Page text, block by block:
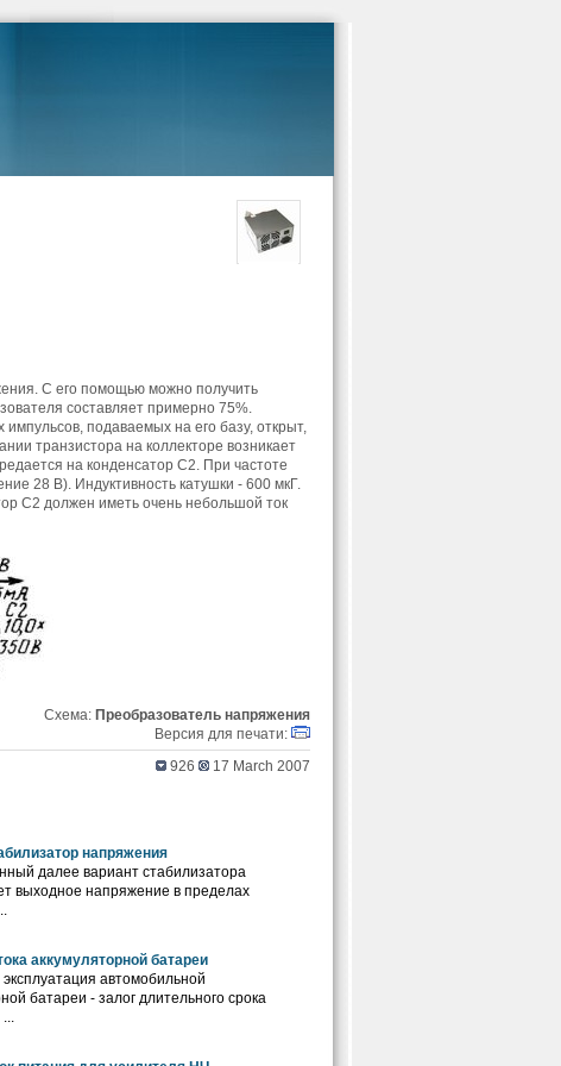
С его помощью можно получить
составляет примерно 75%.
подаваемых на его базу, открыт,
транзистора на коллекторе возникает
на конденсатор С2. При частоте
28 В). Индуктивность катушки - 600 мкГ.
С2 должен иметь очень небольшой ток
Схема: Преобразователь напряжения
Версия для печати:
926
17 March 2007
напряжения
далее вариант стабилизатора
выходное напряжение в пределах
аккумуляторной батареи
автомобильной
батареи - залог длительного срока